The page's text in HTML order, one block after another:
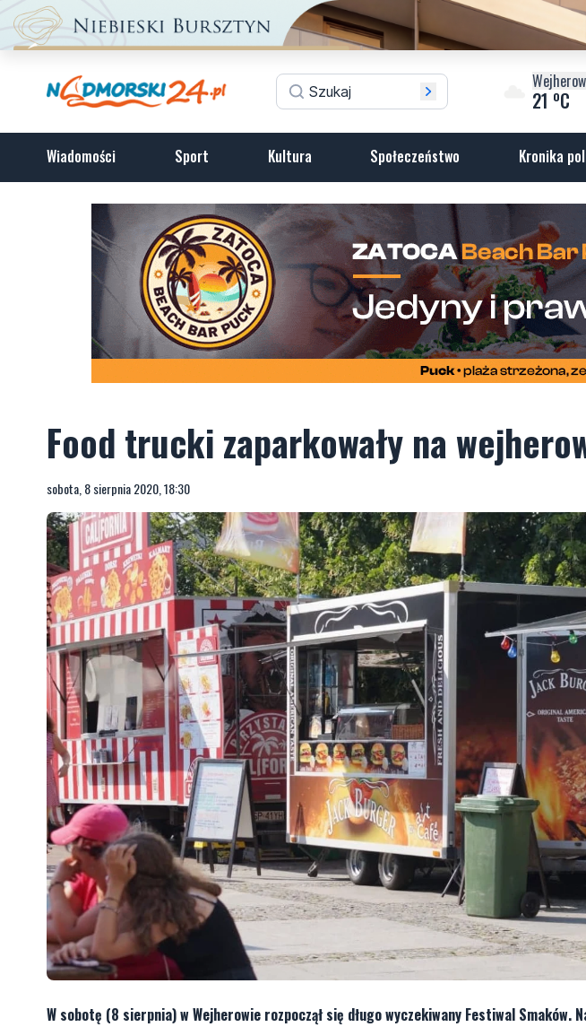
21 oC
Wiadomości Sport Kultura Społeczeństwo Kronika
Food trucki zaparkowały na
sobota, 8 sierpnia 2020, 18:30
W sobotę (8 sierpnia) w Wejherowie rozpoczął się długo wyczekiwany Festiwal Smaków.